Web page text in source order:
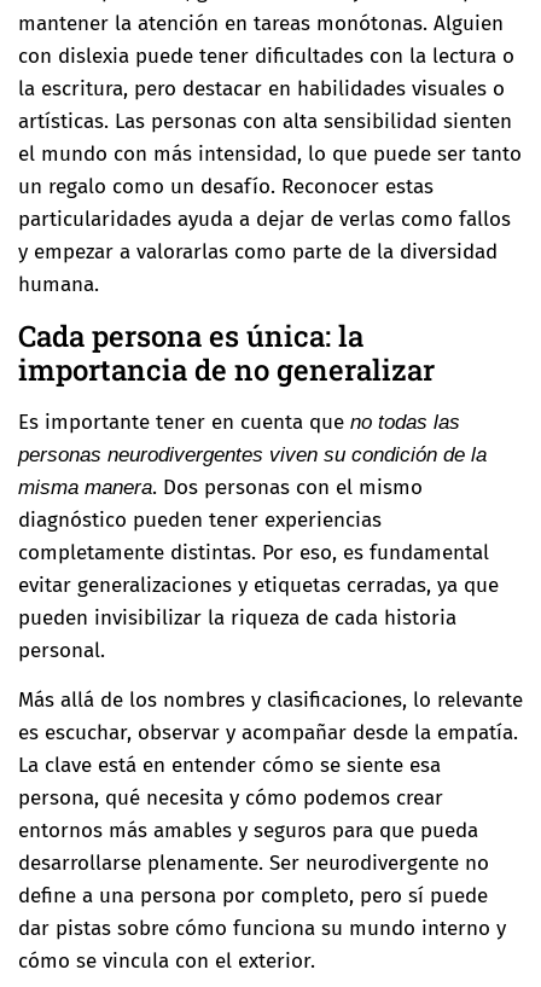
mantener la atención en tareas monótonas. Alguien
con dislexia puede tener dificultades con la lectura o
la escritura, pero destacar en habilidades visuales o
artísticas. Las personas con alta sensibilidad sienten
el mundo con más intensidad, lo que puede ser tanto
un regalo como un desafío. Reconocer estas
particularidades ayuda a dejar de verlas como fallos
y empezar a valorarlas como parte de la diversidad
humana.
Cada persona es única: la
importancia de no generalizar
Es importante tener en cuenta que no todas las
personas neurodivergentes viven su condición de la
misma manera. Dos personas con el mismo
diagnóstico pueden tener experiencias
completamente distintas. Por eso, es fundamental
evitar generalizaciones y etiquetas cerradas, ya que
pueden invisibilizar la riqueza de cada historia
personal.
Más allá de los nombres y clasificaciones, lo relevante
es escuchar, observar y acompañar desde la empatía.
La clave está en entender cómo se siente esa
persona, qué necesita y cómo podemos crear
entornos más amables y seguros para que pueda
desarrollarse plenamente. Ser neurodivergente no
define a una persona por completo, pero sí puede
dar pistas sobre cómo funciona su mundo interno y
cómo se vincula con el exterior.